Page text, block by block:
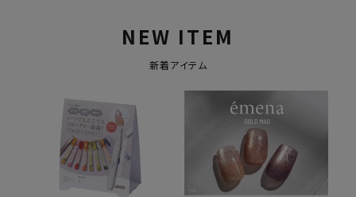
NEW ITEM
新着アイテム